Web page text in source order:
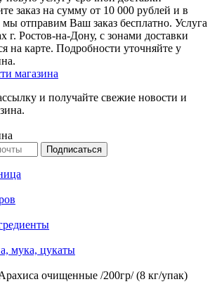
заказ на сумму от 10 000 рублей и в
мы отправим Ваш заказ бесплатно. Услуга
г. Ростов-на-Дону, с зонами доставки
на карте. Подробности уточняйте у
магазина
и получайте свежие новости и
мука, цукаты
очищенные /200гр/ (8 кг/упак)